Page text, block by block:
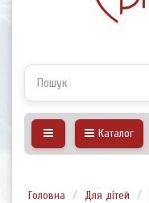
Каталог
Головна Для дітей